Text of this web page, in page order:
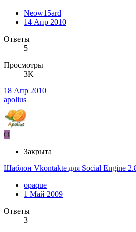
Neow15ard
14 Апр 2010
Ответы
5
Просмотры
3K
18 Апр 2010
apolius
O
Закрыта
Шаблон Vkontakte для Social Engine
opaque
1 Май 2009
Ответы
3